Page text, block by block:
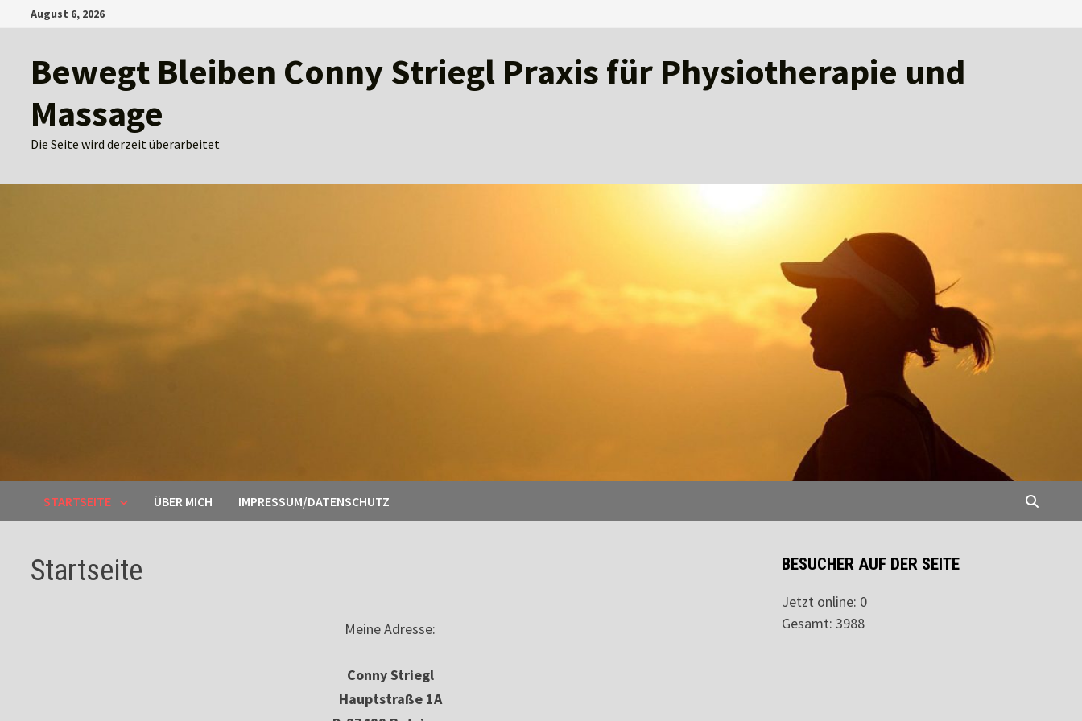
Inhalt
August 6, 2026
Bewegt Bleiben Conny Striegl Praxis für Physiotherapie und
Massage
Die Seite wird derzeit überarbeitet
STARTSEITE ÜBER MICH IMPRESSUM/DATENSCHUTZ
Startseite
Meine Adresse:
Conny Striegl
Hauptstraße 1A
BESUCHER AUF DER SEITE
Jetzt online: 0
Gesamt: 3988